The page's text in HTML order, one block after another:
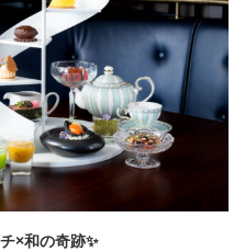
×和の奇跡✨